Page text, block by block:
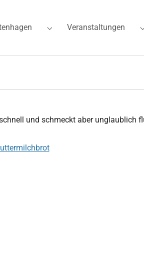
Submenu for "Ostseebad
Veranstaltungen
und schmeckt aber unglaublich
larger version for: